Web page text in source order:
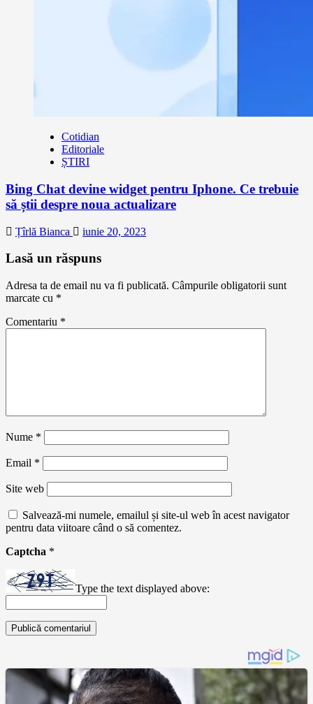
Cotidian
Editoriale
ȘTIRI
Bing Chat devine widget pentru Iphone. Ce trebuie
să știi despre noua actualizare
Țîrlă Bianca iunie 20, 2023
Lasă un răspuns
Adresa ta de email nu va fi publicată. Câmpurile obligatorii sunt
marcate cu *
Comentariu *
Nume *
Email *
Site web
Salvează-mi numele, emailul și site-ul web în acest navigator
pentru data viitoare când o să comentez.
Captcha *
Type the text displayed above: